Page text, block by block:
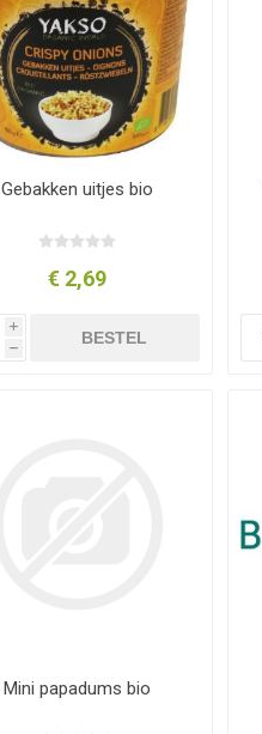
Gebakken uitjes bio
€ 2,69
i
h
BESTEL
Mini papadums bio